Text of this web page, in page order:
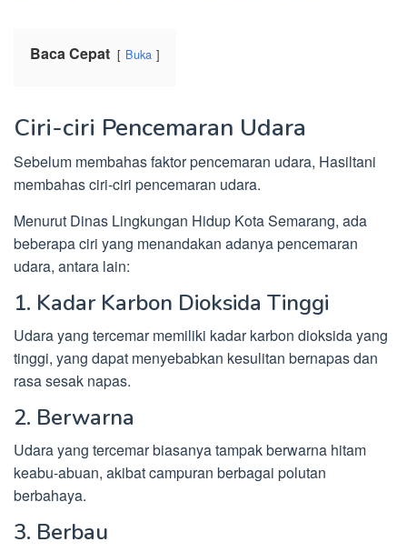
Baca Cepat Buka
Ciri-ciri Pencemaran Udara
Sebelum membahas faktor pencemaran udara, Hasiltani
membahas ciri-ciri pencemaran udara.
Menurut Dinas Lingkungan Hidup Kota Semarang, ada
beberapa ciri yang menandakan adanya pencemaran
udara, antara lain:
1. Kadar Karbon Dioksida Tinggi
Udara yang tercemar memiliki kadar karbon dioksida yang
tinggi, yang dapat menyebabkan kesulitan bernapas dan
rasa sesak napas.
2. Berwarna
Udara yang tercemar biasanya tampak berwarna hitam
keabu-abuan, akibat campuran berbagai polutan
berbahaya.
3. Berbau